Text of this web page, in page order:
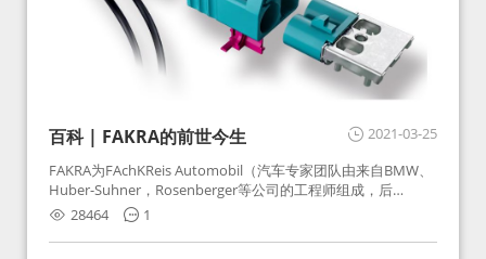
2021-03-25
百科 | FAKRA的前世今生
FAKRA为FAchKReis Automobil（汽车专家团队由来自BMW、
Huber-Suhner，Rosenberger等公司的工程师组成，后
Huber-Suhner相关连接器业务及技术在2010年并入
Rosenberger）缩写。起初为BMW需求用于车载收音机天线连
接，如今FAKRA已成为汽车行业通用标准的射频连接器，被业
28464 1